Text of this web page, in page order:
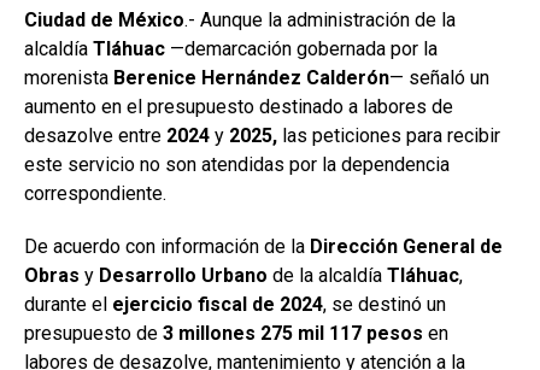
Ciudad de México.- Aunque la administración de la
alcaldía Tláhuac —demarcación gobernada por la
morenista Berenice Hernández Calderón— señaló un
aumento en el presupuesto destinado a labores de
desazolve entre 2024 y 2025, las peticiones para recibir
este servicio no son atendidas por la dependencia
correspondiente.
De acuerdo con información de la Dirección General de
Obras y Desarrollo Urbano de la alcaldía Tláhuac,
durante el ejercicio fiscal de 2024, se destinó un
presupuesto de 3 millones 275 mil 117 pesos en
labores de desazolve, mantenimiento y atención a la